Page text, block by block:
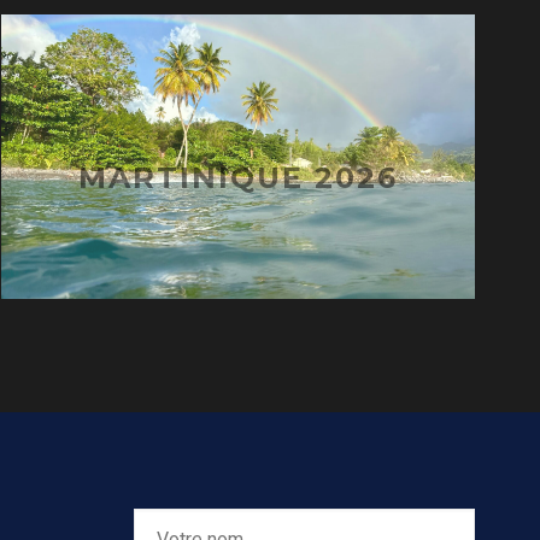
MARTINIQUE 2026